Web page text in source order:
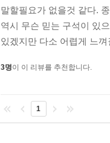
말할필요가 없을것 같다.
역시 무슨 믿는 구석이 있
있겠지만 다소 어렵게 느
3명이 이 리뷰를 추천합니다.
1